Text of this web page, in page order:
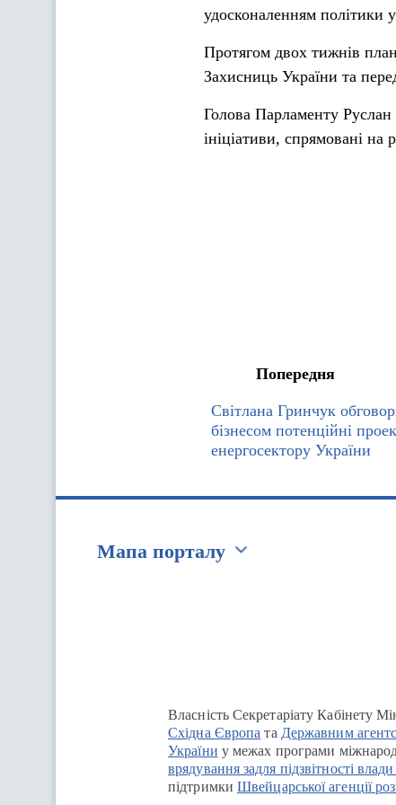
удосконаленням політики
Протягом двох тижнів
Захисниць України та
Голова Парламенту Руслан
ініціативи, спрямовані на
Попередня
Світлана Гринчук
бізнесом потенційні
енергосектору України
Мапа порталу
Власність Секретаріату Кабінету
Східна Європа та Державним
України у межах програми
врядування задля підзвітності
підтримки Швейцарської агенції